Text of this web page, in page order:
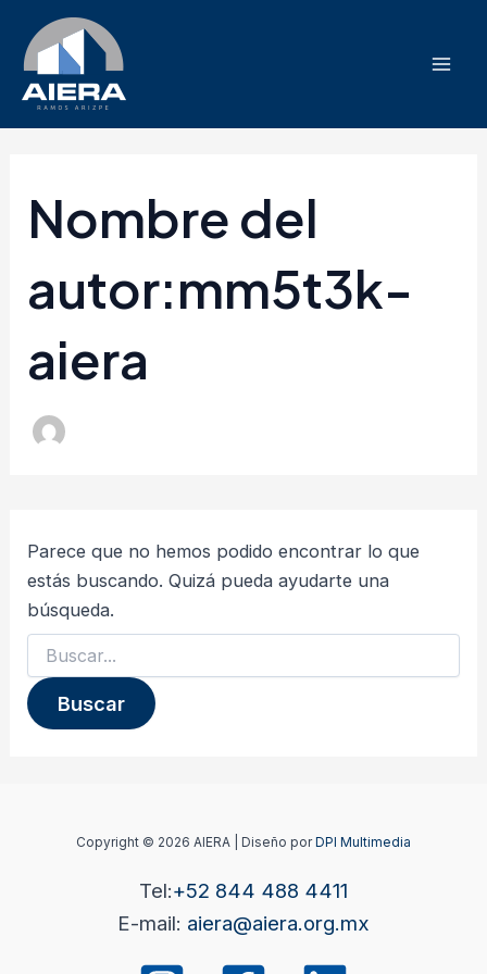
contenido
Nombre del
autor:mm5t3k-
aiera
Parece que no hemos podido encontrar lo que
estás buscando. Quizá pueda ayudarte una
búsqueda.
por:
Copyright © 2026 AIERA | Diseño por DPI Multimedia
Tel:+52 844 488 4411
E-mail: aiera@aiera.org.mx